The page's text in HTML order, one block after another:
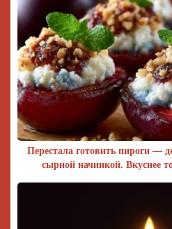
Перестала готовить пироги —
сырной начинкой. Вкуснее